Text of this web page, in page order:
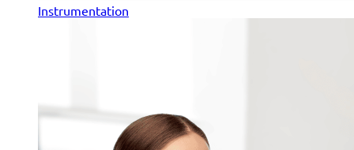
Instrumentation